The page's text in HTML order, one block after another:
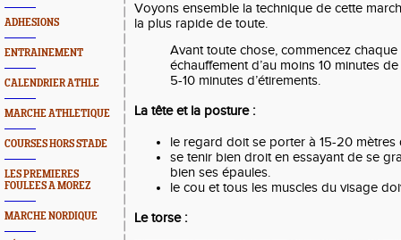
ADHESIONS
ENTRAINEMENT
CALENDRIER ATHLE
MARCHE ATHLETIQUE
COURSES HORS STADE
LES PREMIERES
FOULEES A MOREZ
MARCHE NORDIQUE
Voyons ensemble la technique de cette
la plus rapide de toute.
Avant toute chose, commencez
échauffement d’au moins 10 minutes
5-10 minutes d’étirements.
La tête et la posture :
le regard doit se porter à 15-20 mètres
se tenir bien droit en essayant de se
bien ses épaules.
le cou et tous les muscles du visage
Le torse :